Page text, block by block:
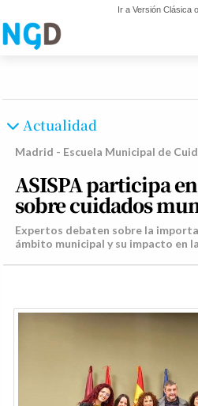
Ir a Versión Clásica
Actualidad
Madrid - Escuela Municipal de
ASISPA participa
sobre cuidados
Expertos debaten sobre la
ámbito municipal y su impacto en